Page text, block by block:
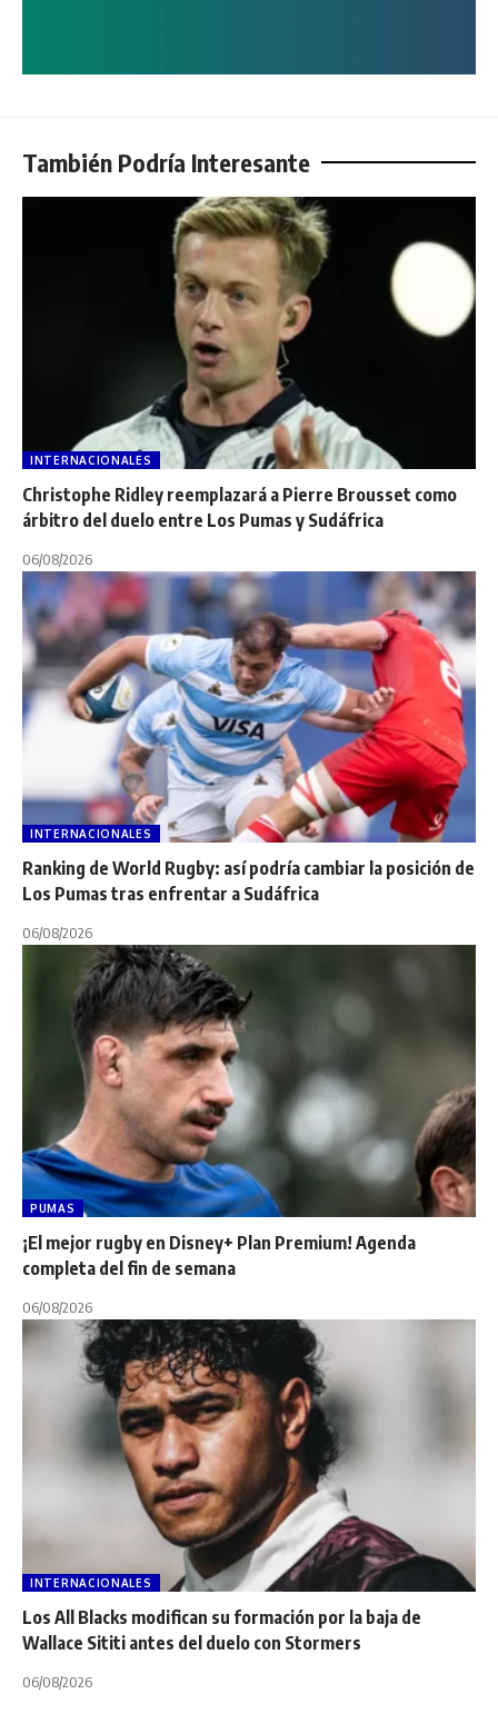
También Podría Interesante
INTERNACIONALES
Christophe Ridley reemplazará a Pierre Brousset como
árbitro del duelo entre Los Pumas y Sudáfrica
06/08/2026
INTERNACIONALES
Ranking de World Rugby: así podría cambiar la posición de
Los Pumas tras enfrentar a Sudáfrica
06/08/2026
PUMAS
¡El mejor rugby en Disney+ Plan Premium! Agenda
completa del fin de semana
06/08/2026
INTERNACIONALES
Los All Blacks modifican su formación por la baja de
Wallace Sititi antes del duelo con Stormers
06/08/2026